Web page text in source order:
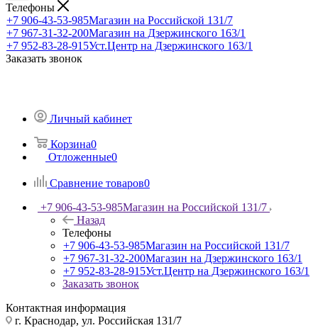
Телефоны
+7 906-43-53-985Магазин на Российской 131/7
+7 967-31-32-200Магазин на Дзержинского 163/1
+7 952-83-28-915Уст.Центр на Дзержинского 163/1
Заказать звонок
Личный кабинет
Корзина0
Отложенные0
Сравнение товаров0
+7 906-43-53-985Магазин на Российской 131/7
Назад
Телефоны
+7 906-43-53-985Магазин на Российской 131/7
+7 967-31-32-200Магазин на Дзержинского 163/1
+7 952-83-28-915Уст.Центр на Дзержинского 163/1
Заказать звонок
Контактная информация
г. Краснодар, ул. Российская 131/7